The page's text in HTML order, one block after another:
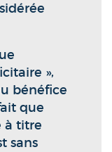
»,
bénéfice
que
à titre
sans